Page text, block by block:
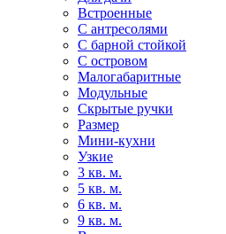
Встроенные
С антресолями
С барной стойкой
С островом
Малогабаритные
Модульные
Скрытые ручки
Размер
Мини-кухни
Узкие
3 кв. м.
5 кв. м.
6 кв. м.
9 кв. м.